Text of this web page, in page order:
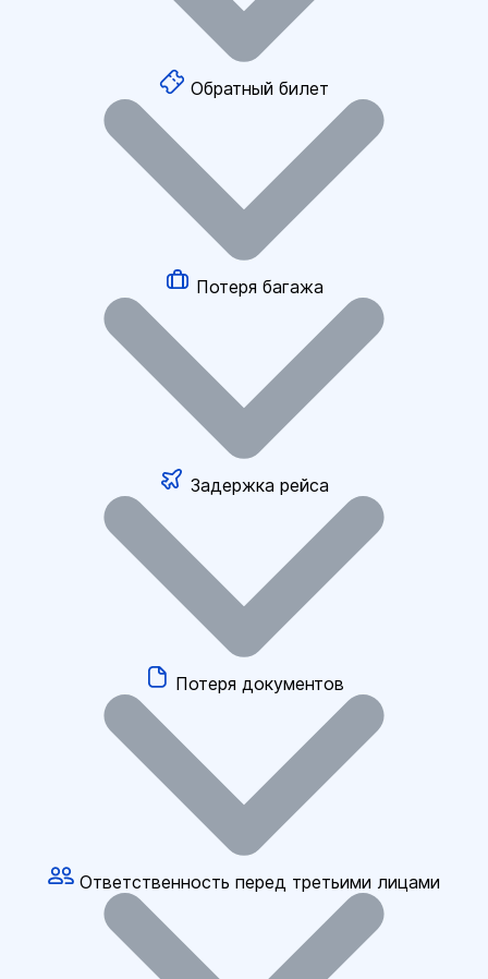
Обратный билет
Потеря багажа
Задержка рейса
Потеря документов
Ответственность перед третьими лицами